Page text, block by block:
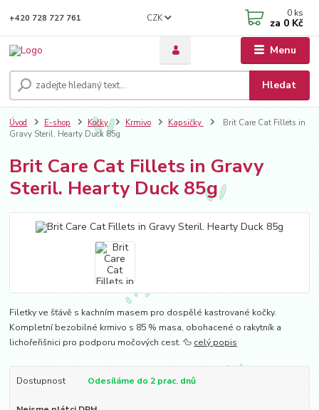
Menu
CZK
Hledat
+420 728 727 761 0 ks
za 0 Kč
Úvod E-shop Kočky Krmivo Kapsičky
Brit Care Cat Fillets in
Gravy Steril. Hearty Duck 85g
Brit Care Cat Fillets in Gravy
Steril. Hearty Duck 85g
Filetky ve šťávě s kachním masem pro dospělé kastrované kočky.
Kompletní bezobilné krmivo s 85 % masa, obohacené o rakytník a
lichořeřišnici pro podporu močových cest. 🦆 celý popis
Dostupnost Odesíláme do 2 prac. dnů